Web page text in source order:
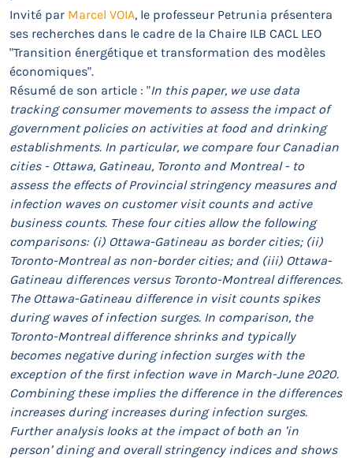
Invité par Marcel VOIA, le professeur Petrunia présentera
ses recherches dans le cadre de la Chaire ILB CACL LEO
"Transition énergétique et transformation des modèles
économiques".
Résumé de son article : "In this paper, we use data
tracking consumer movements to assess the impact of
government policies on activities at food and drinking
establishments. In particular, we compare four Canadian
cities - Ottawa, Gatineau, Toronto and Montreal - to
assess the effects of Provincial stringency measures and
infection waves on customer visit counts and active
business counts. These four cities allow the following
comparisons: (i) Ottawa-Gatineau as border cities; (ii)
Toronto-Montreal as non-border cities; and (iii) Ottawa-
Gatineau differences versus Toronto-Montreal differences.
The Ottawa-Gatineau difference in visit counts spikes
during waves of infection surges. In comparison, the
Toronto-Montreal difference shrinks and typically
becomes negative during infection surges with the
exception of the first infection wave in March-June 2020.
Combining these implies the difference in the differences
increases during increases during infection surges.
Further analysis looks at the impact of both an ’in
person’ dining and overall stringency indices and shows